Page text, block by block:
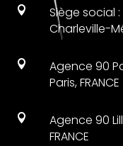

Siège social :
Charleville-

Agence 90
Paris, FRANCE

Agence 90
FRANCE